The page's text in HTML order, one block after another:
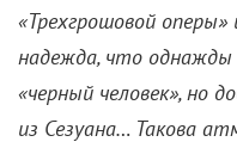
«Трехгрошовой
надежда, что однажды
«черный человек», но
из Сезуана… Такова